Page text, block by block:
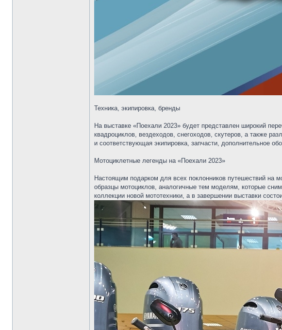
Техника, экипировка, бренды
На выставке «Поехали 2023» будет представлен широкий
квадроциклов, вездеходов, снегоходов, скутеров, а также
и соответствующая экипировка, запчасти, дополнительное
Мотоциклетные легенды на «Поехали 2023»
Настоящим подарком для всех поклонников путешествий на
образцы мотоциклов, аналогичные тем моделям, которые
коллекции новой мототехники, а в завершении выставки